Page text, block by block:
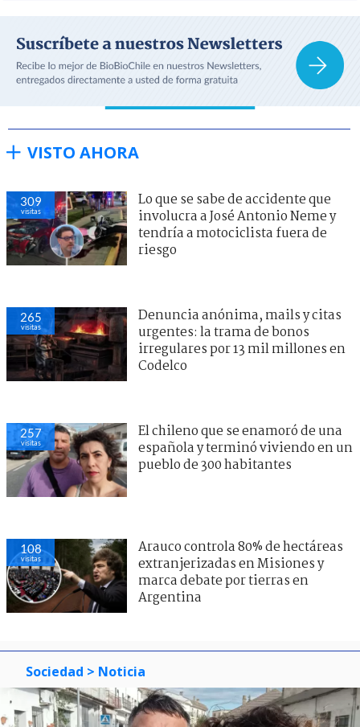
VISTO AHORA
309
visitas
Lo que se sabe de accidente que
involucra a José Antonio Neme y
tendría a motociclista fuera de
riesgo
265
visitas
Denuncia anónima, mails y citas
urgentes: la trama de bonos
irregulares por 13 mil millones en
Codelco
257
visitas
El chileno que se enamoró de una
española y terminó viviendo en un
pueblo de 300 habitantes
108
visitas
Arauco controla 80% de hectáreas
extranjerizadas en Misiones y
marca debate por tierras en
Argentina
Sociedad > Noticia